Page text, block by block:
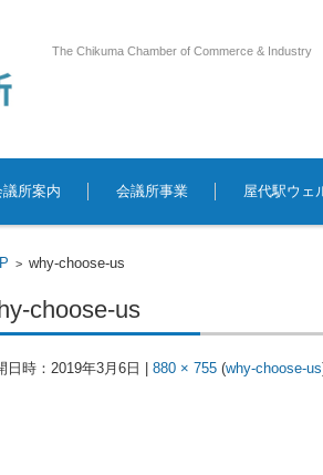
The Chikuma Chamber of Commerce & Industry
所案内 会議所事業 屋代駅ウェ
> why-choose-us
choose-us
日時： 2019年3月6日 880 × 755(why-choose-us